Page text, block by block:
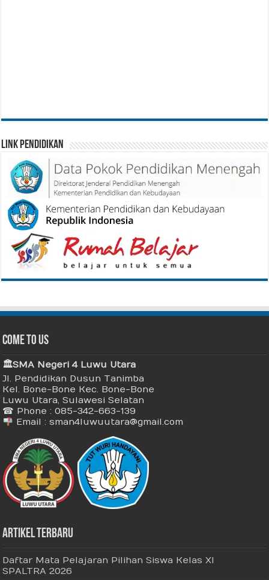
Link Pendidikan
Come To Us
🏛 SMA Negeri 4 Luwu Utara
Jl. Pendidikan Dusun Tanimba
Kel. Bone-Bone Kec. Bone-Bone
Luwu Utara, Sulawesi Selatan
☎ Phone : 085-342-663-139
Email : sman4luwuutara@gmail.com
Artikel Terbaru
Daftar Mata Pelajaran Pilihan Siswa Kelas XI
SPALTRA 2026